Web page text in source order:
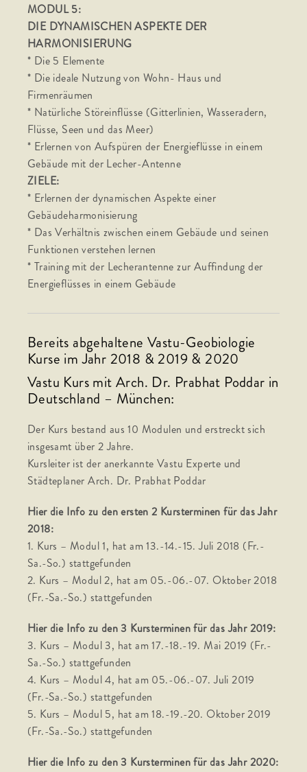
MODUL 5:
DIE DYNAMISCHEN ASPEKTE DER
HARMONISIERUNG
* Die 5 Elemente
* Die ideale Nutzung von Wohn- Haus und
Firmenräumen
* Natürliche Störeinflüsse (Gitterlinien, Wasseradern,
Flüsse, Seen und das Meer)
* Erlernen von Aufspüren der Energieflüsse in einem
Gebäude mit der Lecher-Antenne
ZIELE:
* Erlernen der dynamischen Aspekte einer
Gebäudeharmonisierung
* Das Verhältnis zwischen einem Gebäude und seinen
Funktionen verstehen lernen
* Training mit der Lecherantenne zur Auffindung der
Energieflüsses in einem Gebäude
Bereits abgehaltene Vastu-Geobiologie
Kurse im Jahr 2018 & 2019 & 2020
Vastu Kurs mit Arch. Dr. Prabhat Poddar in
Deutschland – München:
Der Kurs bestand aus 10 Modulen und erstreckt sich
insgesamt über 2 Jahre.
Kursleiter ist der anerkannte Vastu Experte und
Städteplaner Arch. Dr. Prabhat Poddar
Hier die Info zu den ersten 2 Kursterminen für das Jahr
2018:
1. Kurs – Modul 1, hat am 13.-14.-15. Juli 2018 (Fr.-
Sa.-So.) stattgefunden
2. Kurs – Modul 2, hat am 05.-06.-07. Oktober 2018
(Fr.-Sa.-So.) stattgefunden
Hier die Info zu den 3 Kursterminen für das Jahr 2019:
3. Kurs – Modul 3, hat am 17.-18.-19. Mai 2019 (Fr.-
Sa.-So.) stattgefunden
4. Kurs – Modul 4, hat am 05.-06.-07. Juli 2019
(Fr.-Sa.-So.) stattgefunden
5. Kurs – Modul 5, hat am 18.-19.-20. Oktober 2019
(Fr.-Sa.-So.) stattgefunden
Hier die Info zu den 3 Kursterminen für das Jahr 2020: